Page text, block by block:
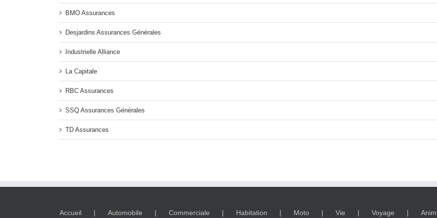
BMO Assurances
Desjardins Assurances Générales
Industrielle Alliance
La Capitale
RBC Assurances
SSQ Assurances Générales
TD Assurances
Accueil Automobile Commerciale Habitation Moto Vie Voyage